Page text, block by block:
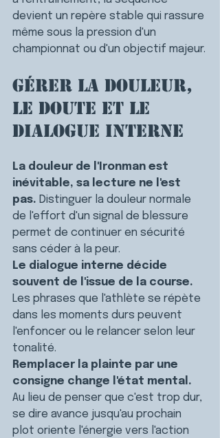
devient un repère stable qui rassure
même sous la pression d'un
championnat ou d'un objectif majeur.
Gérer la douleur,
le doute et le
dialogue interne
La douleur de l'Ironman est
inévitable, sa lecture ne l'est
pas. Distinguer la douleur normale
de l'effort d'un signal de blessure
permet de continuer en sécurité
sans céder à la peur.
Le dialogue interne décide
souvent de l'issue de la course.
Les phrases que l'athlète se répète
dans les moments durs peuvent
l'enfoncer ou le relancer selon leur
tonalité.
Remplacer la plainte par une
consigne change l'état mental.
Au lieu de penser que c'est trop dur,
se dire avance jusqu'au prochain
plot oriente l'énergie vers l'action